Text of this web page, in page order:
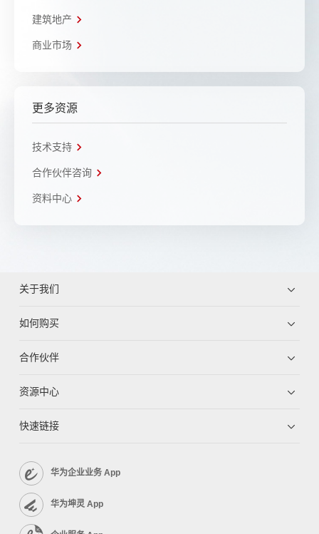
建筑地产
商业市场
更多资源
技术支持
合作伙伴咨询
资料中心
关于我们
如何购买
合作伙伴
资源中心
快速链接
华为企业业务 App
华为坤灵 App